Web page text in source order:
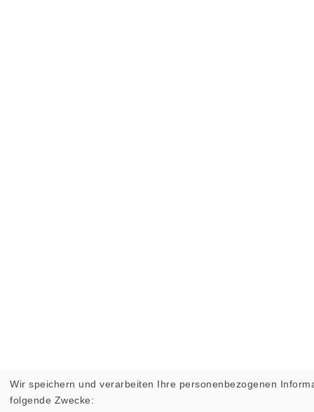
Wir speichern und verarbeiten Ihre personenbezogenen
folgende Zwecke: